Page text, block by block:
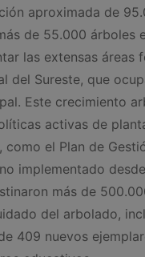
aproximada de
de 55.000 árboles
las extensas áreas
del Sureste, que
Este crecimiento
activas de
como el Plan de
implementado
más de
del arbolado,
409 nuevos